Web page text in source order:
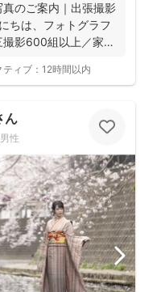
のご案内｜出張撮影
ちは、フォトグラフ
撮影600組以上／家
ィブ： 12時間以内
ん
男性